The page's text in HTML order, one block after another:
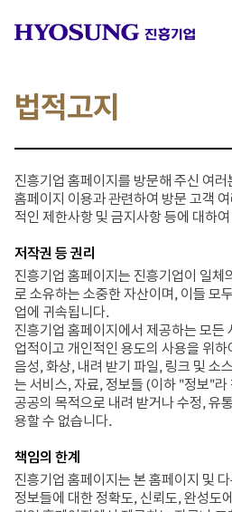
법적고지
진흥기업 홈페이지를 방문해 주신 여
홈페이지 이용과 관련하여 방문 고객
적인 제한사항 및 금지사항 등에 대하
저작권 등 권리
진흥기업 홈페이지는 진흥기업이 일체
로 소유하는 소중한 자산이며, 이들 모
업에 귀속됩니다.
진흥기업 홈페이지에서 제공하는 모든
업적이고 개인적인 용도의 사용을 위
음성, 화상, 내려 받기 파일, 링크 및 소
는 서비스, 자료, 정보들 (이하 "정보"
공공의 목적으로 내려 받거나 수정, 유
용할 수 없습니다.
책임의 한계
진흥기업 홈페이지는 본 홈페이지 및
정보들에 대한 정확도, 신뢰도, 완성도